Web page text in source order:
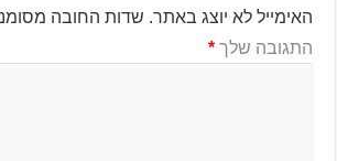
האימייל לא יוצג באתר. שדות החובה
התגובה שלך*